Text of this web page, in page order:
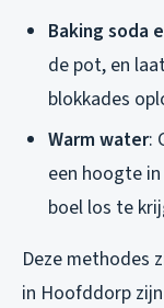
Baking soda
de pot, en
blokkades
Warm water:
een hoogte
boel los te
Deze methodes
in Hoofddorp